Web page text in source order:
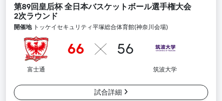
第89回皇后杯 全日本バスケットボール選手権大会
2次ラウンド
開催地トッケイセキュリティ平塚総合体育館(神奈川会場)
66 56
富士通 筑波大学
試合詳細